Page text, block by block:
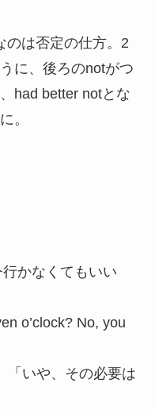
のは否定の仕方。2
に、後ろのnotがつ
had better notとな
。
かなくてもいい
o’clock? No, you
「いや、その必要は